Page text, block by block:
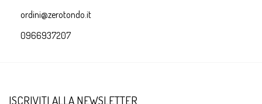
ordini@zerotondo.it
0966937207
ISCRIVITI ALLA NEWSLETTER